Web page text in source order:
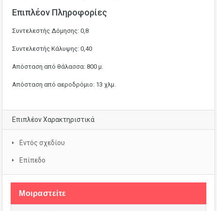
Επιπλέον Πληροφορίες
Συντελεστής Δόμησης: 0,8
Συντελεστής Κάλυψης: 0,40
Απόσταση από θάλασσα: 800 μ.
Απόσταση από αεροδρόμιο: 13 χλμ.
Επιπλέον Χαρακτηριστικά
Εντός σχεδίου
Επίπεδο
Μοιραστείτε